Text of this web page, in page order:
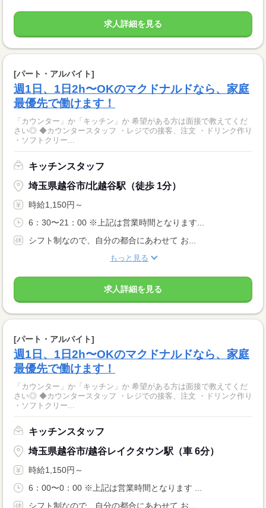
求人詳細を見る
[パート・アルバイト]
週1日、1日2h〜OKのマクドナルドなら、家庭
最優先で働けます！
「カウンター」か「キッチン」か 希望がある方は面接で教えてくだ
さい◎ ◆カウンタースタッフ ・レジでの接客、注文 ・ドリンク作り
・ソフトクリー...
キッチンスタッフ
埼玉県越谷市/北越谷駅（徒歩 1分）
時給1,150円～
6：30〜21：00 ※上記は営業時間となります...
シフト制なので、自分の都合にあわせて お...
もっと見る
求人詳細を見る
[パート・アルバイト]
週1日、1日2h〜OKのマクドナルドなら、家庭
最優先で働けます！
「カウンター」か「キッチン」か 希望がある方は面接で教えてくだ
さい◎ ◆カウンタースタッフ ・レジでの接客、注文 ・ドリンク作り
・ソフトクリー...
キッチンスタッフ
埼玉県越谷市/越谷レイクタウン駅（車 6分）
時給1,150円～
6：00〜0：00 ※上記は営業時間となります ...
シフト制なので、自分の都合にあわせて お...